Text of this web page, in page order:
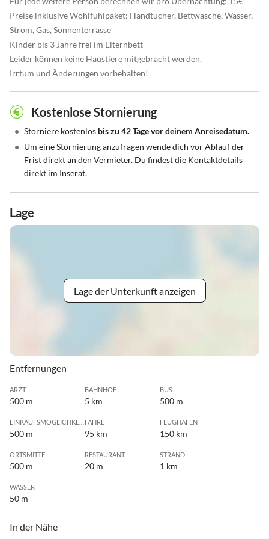
Preise inklusive Wohlfühlpaket: Handtücher, Bettwäsche, Wasser,
Strom, Gas, Sonnenterrasse
Kinder bis 3 Jahre frei im Elternbett
Leider können keine Haustiere mitgebracht werden.
Irrtum und Änderungen vorbehalten!
Kostenlose Stornierung
• Storniere kostenlos bis zu 42 Tage vor deinem Anreisedatum.
• Um eine Stornierung anzufragen wende dich vor Ablauf der
Frist direkt an den Vermieter. Du findest die Kontaktdetails
direkt im Inserat.
Lage
Lage der Unterkunft anzeigen
Entfernungen
ARZT
500 m
BAHNHOF
5 km
BUS
500 m
500 m
FÄHRE
95 km
FLUGHAFEN
150 km
ORTSMITTE
500 m
RESTAURANT
20 m
STRAND
1 km
WASSER
50 m
In der Nähe